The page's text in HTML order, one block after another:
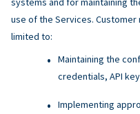
use of the Services.
limited to:
Maintaining the
credentials, API
Implementing